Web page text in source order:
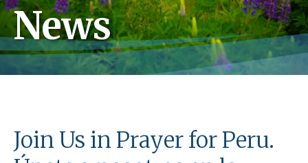
News
Join Us in Prayer for Peru.